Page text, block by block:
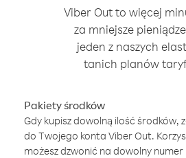
Viber Out to więcej
za mniejsze
jeden z naszych
tanich planów
Pakiety środków
Gdy kupisz dowolną ilość środków,
do Twojego konta Viber Out.
możesz dzwonić na dowolny numer